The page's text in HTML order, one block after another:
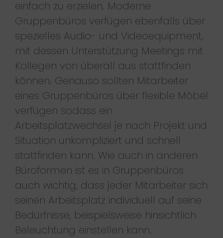
einfach zu erzielen. Moderne
Gruppenbüros verfügen ebenfalls über
spezielles Audio- und Videoequipment,
mit dessen Unterstützung Meetings mit
Kollegen von überall aus stattfinden
können. Genauso sollten Mitarbeiter
eines Gruppenbüros über flexible Möbel
verfügen sodass ein
Arbeitsplatzwechsel je nach Projekt und
Situation unkompliziert und schnell
stattfinden kann. Wie auch in anderen
Büroformen ist es in Gruppenbüros
auch wichtig, dass jeder Mitarbeiter sich
seinen Arbeitsplatz individuell auf seine
Bedürfnisse, beispielsweise hinsichtlich
Beleuchtung einstellen kann.